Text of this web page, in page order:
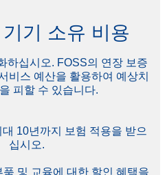
기 소유 비용
하십시오. FOSS의 연장 보증
비스 예산을 활용하여 예상치
피할 수 있습니다.
10년까지 보험 적용을 받으
십시오.
및 교육에 대한 할인 혜택을